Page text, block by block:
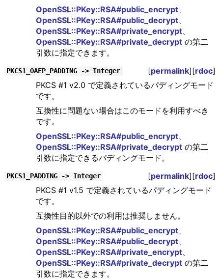
OpenSSL::PKey::RSA#public_encrypt、
OpenSSL::PKey::RSA#public_decrypt、
OpenSSL::PKey::RSA#private_encrypt、
OpenSSL::PKey::RSA#private_decryptの第二
引数に指定できます。
PKCS1_OAEP_PADDING -> Integer [permalink][rdoc]
PKCS #1 v2.0 で定義されているパディングモード
です。
互換性に問題ない場合はこのモードを利用すべき
です。
OpenSSL::PKey::RSA#public_encrypt、
OpenSSL::PKey::RSA#private_decryptの第二
引数に指定できるパディングモード。
PKCS1_PADDING -> Integer [permalink][rdoc]
PKCS #1 v1.5 で定義されているパディングモード
です。
互換性目的以外での利用は推奨しません。
OpenSSL::PKey::RSA#public_encrypt、
OpenSSL::PKey::RSA#public_decrypt、
OpenSSL::PKey::RSA#private_encrypt、
OpenSSL::PKey::RSA#private_decryptの第二
引数に指定できます。